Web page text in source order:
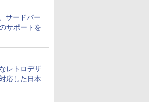
サードパー
サポートを
レトロデザ
応した日本